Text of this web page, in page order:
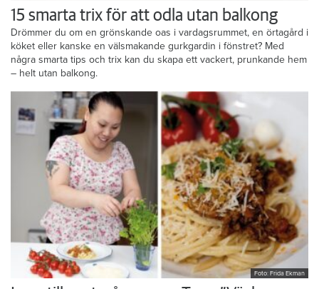
15 smarta trix för att odla utan balkong
Drömmer du om en grönskande oas i vardagsrummet, en örtagård i
köket eller kanske en välsmakande gurkgardin i fönstret? Med
några smarta tips och trix kan du skapa ett vackert, prunkande hem
– helt utan balkong.
Foto: Frida Ekman